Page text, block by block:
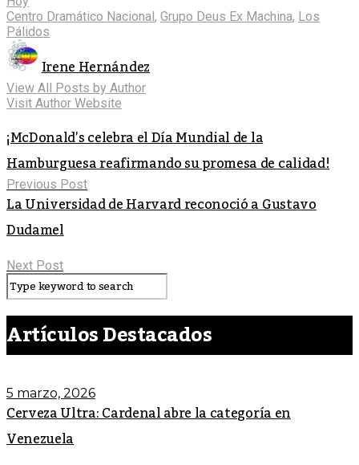
Centro Dramático Nacional, Grupo Deus Ex Machina, Los
Pálidos
Irene Hernández
View All Posts by Author
Visit Author Website
¡McDonald’s celebra el Día Mundial de la
Hamburguesa reafirmando su promesa de calidad!
Previous Post
La Universidad de Harvard reconoció a Gustavo
Dudamel
Next Post
Artículos Destacados
5 marzo, 2026
Cerveza Ultra: Cardenal abre la categoría en
Venezuela